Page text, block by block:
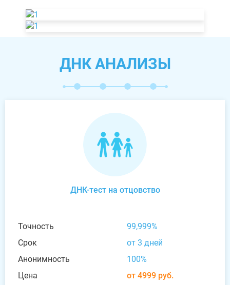
ДНК АНАЛИЗЫ
ДНК-тест на отцовство
Точность
99,999%
Срок
от 3 дней
Анонимность
100%
Цена
от 4999 руб.